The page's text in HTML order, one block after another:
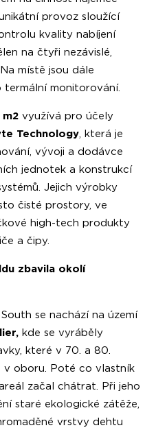
provoz sloužící
kvality nabíjení
na čtyři nezávislé,
místě jsou dále
monitorování.
m2 využívá pro účely
Technology , která je
vývoji a dodávce
jednotek a konstrukcí
Jejich výrobky
čisté prostory, ve
high-tech produkty
a čipy.
zbavila okolí
se nachází na území
kde se vyráběly
které v 70. a 80.
v oboru. Poté co vlastník
začal chátrat. Při jeho
staré ekologické zátěže,
vrstvy dehtu